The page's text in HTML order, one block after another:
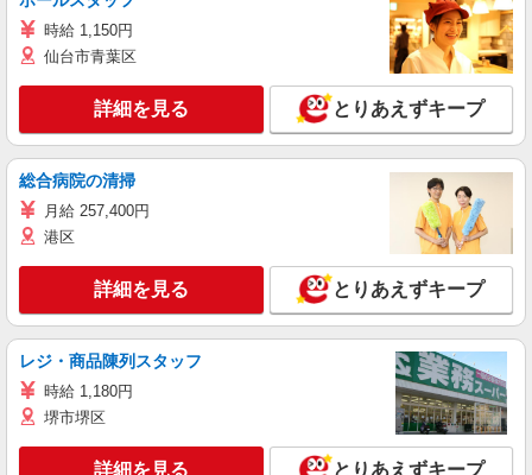
時給 1,150円
仙台市青葉区
詳細を見る とりあえずキープ
総合病院の清掃
月給 257,400円
港区
詳細を見る とりあえずキープ
レジ・商品陳列スタッフ
時給 1,180円
堺市堺区
詳細を見る とりあえずキープ